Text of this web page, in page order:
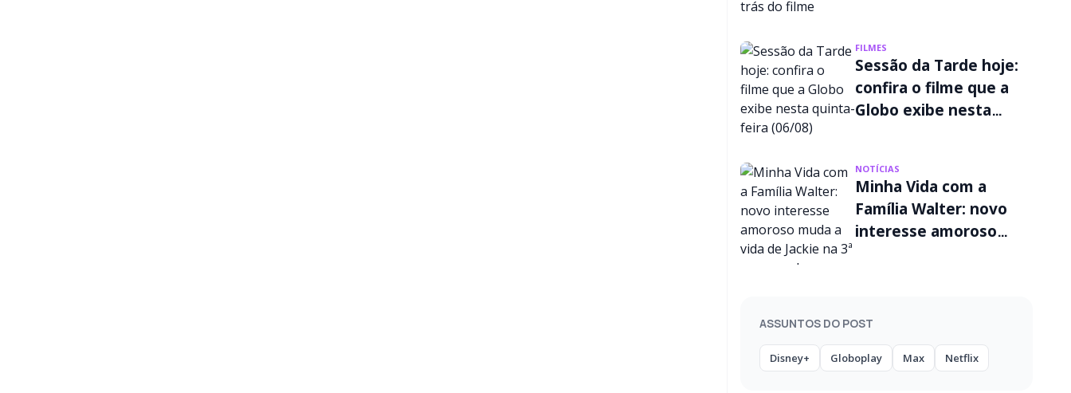
FILMES
Sessão da Tarde hoje:
confira o filme que a
Globo exibe nesta
NOTÍCIAS
Minha Vida com a
Família Walter: novo
interesse amoroso
ASSUNTOS DO POST
Disney+ Globoplay Max Netflix